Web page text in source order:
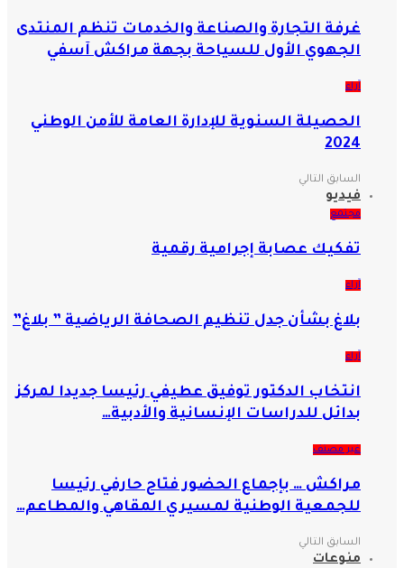
غرفة التجارة والصناعة والخدمات تنظم المنتدى
الجهوي الأول للسياحة بجهة مراكش آسفي
آراء
الحصيلة السنوية للإدارة العامة للأمن الوطني
2024
السابق التالي
فيديو
مجتمع
تفكيك عصابة إجرامية رقمية
آراء
بلاغ بشأن جدل تنظيم الصحافة الرياضية ” بلاغ”
آراء
انتخاب الدكتور توفيق عطيفي رئيسا جديدا لمركز
بدائل للدراسات الإنسانية والأدبية…
غير مصنف
مراكش … بإجماع الحضور فتاح حارفي رئيسا
للجمعية الوطنية لمسيري المقاهي والمطاعم…
السابق التالي
منوعات